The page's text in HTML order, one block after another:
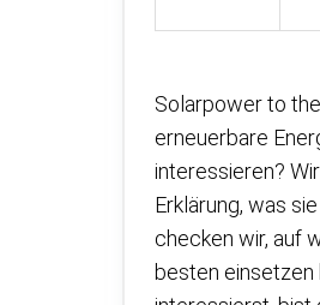
Solarpower to
erneuerbare
interessieren?
Erklärung, was
checken wir, auf
besten einsetzen